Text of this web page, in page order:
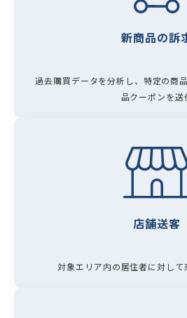
新商品の訴
過去購買データを分析し、特定の商
品クーポンを送
店舗送客
対象エリア内の居住者に対して